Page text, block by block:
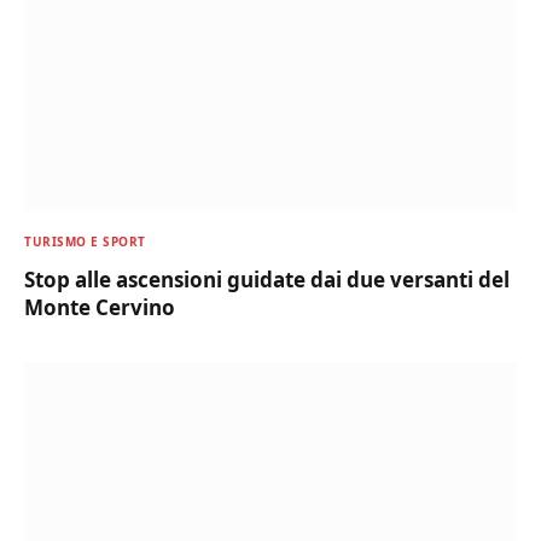
TURISMO E SPORT
Stop alle ascensioni guidate dai due versanti del
Monte Cervino